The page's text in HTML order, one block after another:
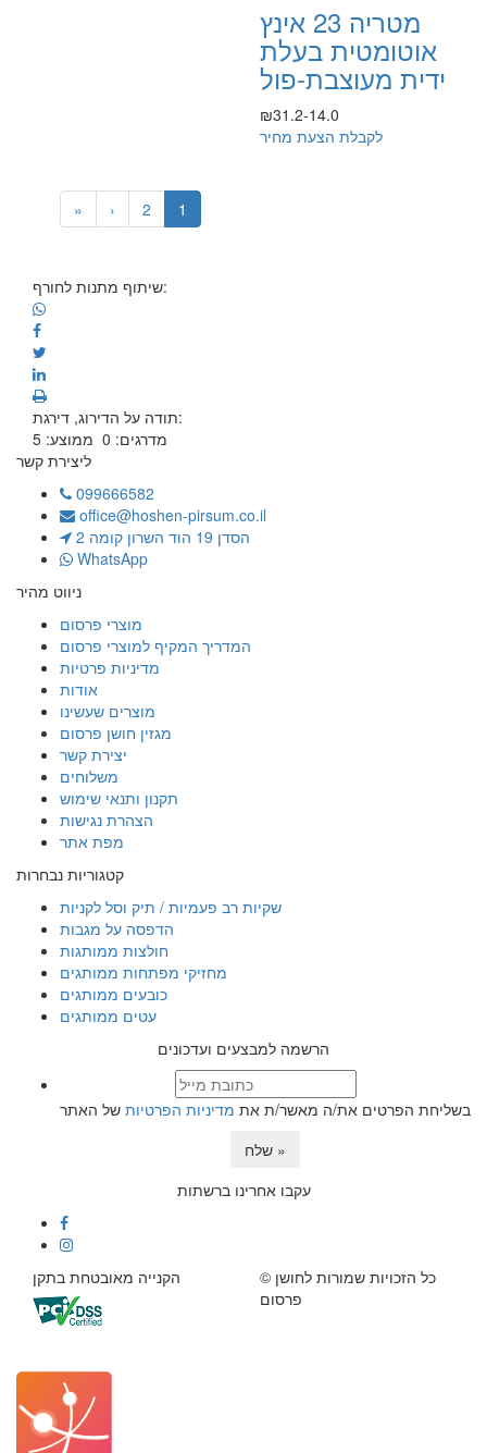
מטריה 23 אינץ
אוטומטית בעלת
ידית מעוצבת-פול
₪31.2-14.0
לקבלת הצעת מחיר
1
2
›
»
שיתוף מתנות לחורף:
תודה על הדירוג, דירגת:
מדרגים: 0 ממוצע: 5
ליצירת קשר
099666582
office@hoshen-pirsum.co.il
הסדן 19 הוד השרון קומה 2
WhatsApp
ניווט מהיר
מוצרי פרסום
המדריך המקיף למוצרי פרסום
מדיניות פרטיות
אודות
מוצרים שעשינו
מגזין חושן פרסום
יצירת קשר
משלוחים
תקנון ותנאי שימוש
הצהרת נגישות
מפת אתר
קטגוריות נבחרות
שקיות רב פעמיות / תיק וסל לקניות
הדפסה על מגבות
חולצות ממותגות
מחזיקי מפתחות ממותגים
כובעים ממותגים
עטים ממותגים
הרשמה למבצעים ועדכונים
בשליחת הפרטים את/ה מאשר/ת את מדיניות הפרטיות של האתר
שלח »
עקבו אחרינו ברשתות
© כל הזכויות שמורות לחושן
פרסום
הקנייה מאובטחת בתקן